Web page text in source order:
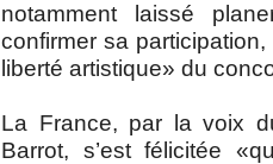
notamment laissé
confirmer sa
liberté artistique» du
La France, par la voix
Barrot, s’est félicitée